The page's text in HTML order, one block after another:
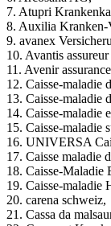
7. Atupri
8. Auxilia Kranken-
9. avanex
10. Avantis
11. Avenir
12. Caisse-maladie
13. Caisse-maladie
14. Caisse-maladie
15. Caisse-maladie
16. UNIVERSA
17. Caisse maladie
18. Caisse-Maladie
19. Caisse-maladie
20. carena schweiz,
21. Cassa da